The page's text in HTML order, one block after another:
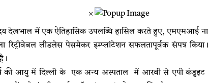
×
देखभाल में एक ऐतिहासिक उपलब्धि हासिल करते हुए, एमएमआई
रिट्रीवेबल लीडलेस पेसमेकर इम्प्लांटेशन सफलतापूर्वक संपन्न
की आयु में दिल्ली के एक अन्य अस्पताल में आरवी से एपी कंडुइट के